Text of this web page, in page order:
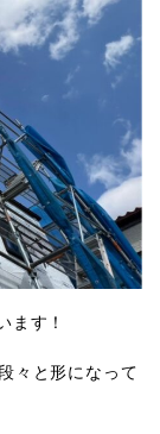
ます！
々と形になって